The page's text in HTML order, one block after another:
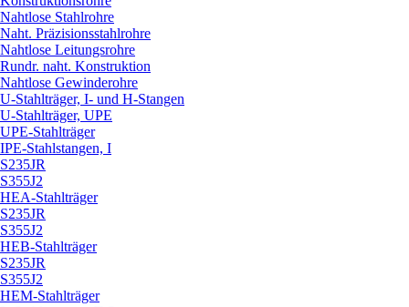
Nahtlose Stahlrohre
Naht. Präzisionsstahlrohre
Nahtlose Leitungsrohre
Rundr. naht. Konstruktion
Nahtlose Gewinderohre
U-Stahlträger, I- und H-Stangen
U-Stahlträger, UPE
UPE-Stahlträger
IPE-Stahlstangen, I
S235JR
S355J2
HEA-Stahlträger
S235JR
S355J2
HEB-Stahlträger
S235JR
S355J2
HEM-Stahlträger